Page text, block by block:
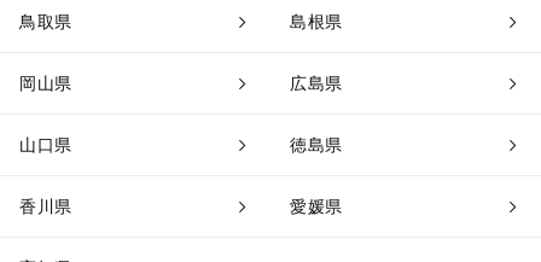
鳥取県 島根県
岡山県 広島県
山口県 徳島県
香川県 愛媛県